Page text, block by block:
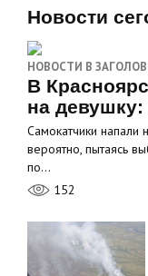
Новости
НОВОСТИ В
В
на
Самокатчики напали
вероятно, пытаясь
по…
152